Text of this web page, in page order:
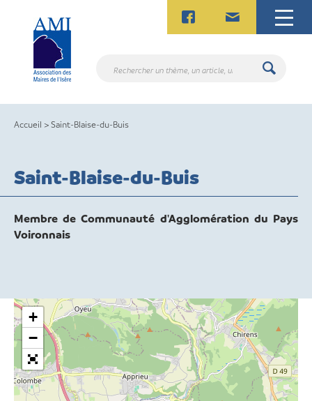
content
Rechercher
article,
Accueil >Saint-Blaise-du-Buis
Saint-Blaise-du-Buis
Membre de Communauté d'Agglomération du Pays
Voironnais
+
−